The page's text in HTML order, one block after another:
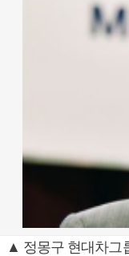
▲ 정몽구 현대차그